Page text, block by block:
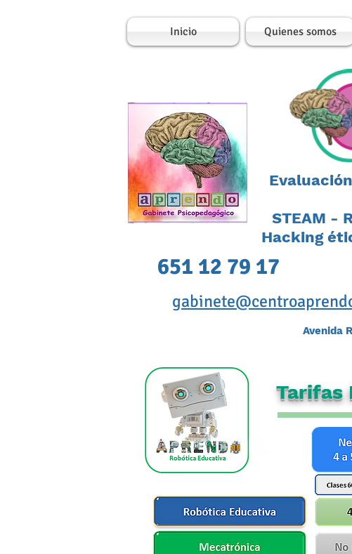
Inicio Quienes somos
STEAM -
Hacking
651 12 79 17
Avenida
Tarifas